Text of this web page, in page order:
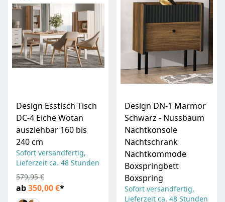
Design Esstisch Tisch
DC-4 Eiche Wotan
ausziehbar 160 bis
240 cm
Sofort versandfertig,
Lieferzeit ca. 48 Stunden
ab350,00 €*
579,95 €
Design DN-1 Marmor
Schwarz - Nussbaum
Nachtkonsole
Nachtschrank
Nachtkommode
Boxspringbett
Boxspring
Sofort versandfertig,
Lieferzeit ca. 48 Stunden